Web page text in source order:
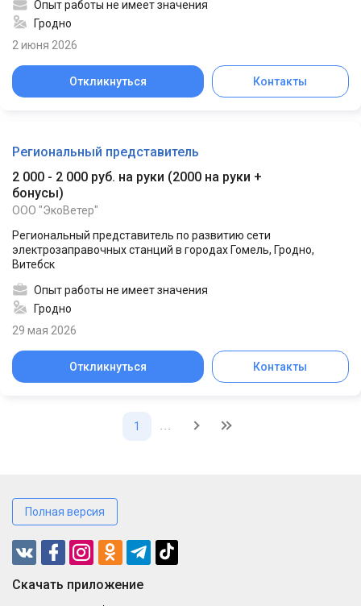
Опыт работы не имеет значения
Гродно
2 июня 2026
Откликнуться Контакты
Региональный представитель
2 000 - 2 000 руб. на руки (2000 на руки +
бонусы)
ООО "ЭкоВетер"
Региональный представитель по развитию сети
электрозаправочных станций в городах Гомель, Гродно,
Витебск
Опыт работы не имеет значения
Гродно
29 мая 2026
Откликнуться Контакты
1 ...
Полная версия
Cкачать приложение